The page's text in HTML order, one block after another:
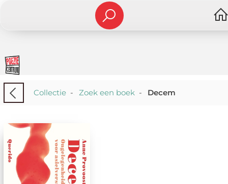
Collectie- Zoek een boek- Decem